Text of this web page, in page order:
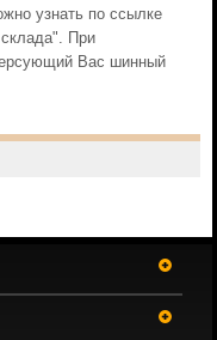
узнать по ссылке
При
Вас шинный